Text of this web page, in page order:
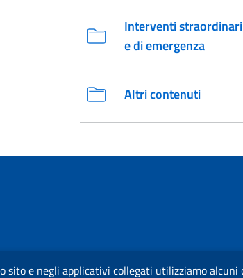
Interventi straordinari
e di emergenza
Altri contenuti